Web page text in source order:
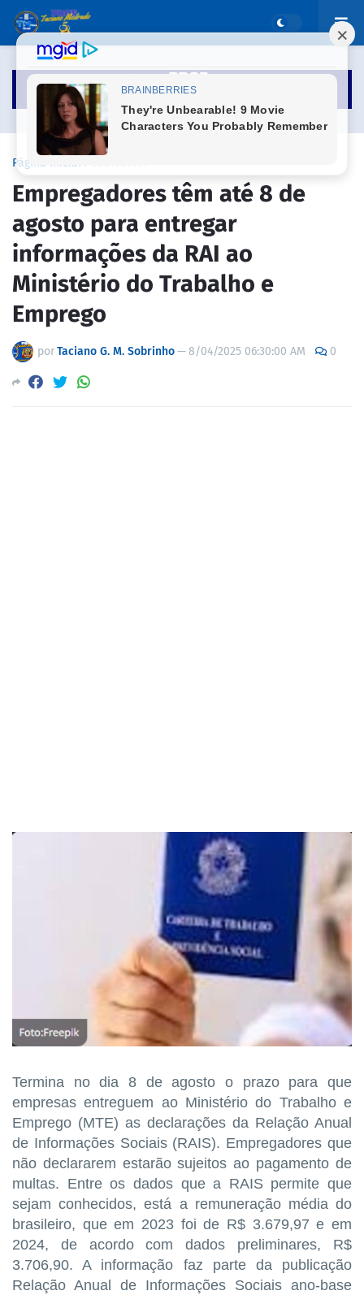
Página inicial
Empregadores têm até 8 de
agosto para entregar
informações da RAI ao
Ministério do Trabalho e
Emprego
porTaciano G. M. Sobrinho—8/04/2025 06:30:00 AM 0
Termina no dia 8 de agosto o prazo para que
empresas entreguem ao Ministério do Trabalho e
Emprego (MTE) as declarações da Relação Anual
de Informações Sociais (RAIS). Empregadores que
não declararem estarão sujeitos ao pagamento de
multas. Entre os dados que a RAIS permite que
sejam conhecidos, está a remuneração média do
brasileiro, que em 2023 foi de R$ 3.679,97 e em
2024, de acordo com dados preliminares, R$
3.706,90. A informação faz parte da publicação
Relação Anual de Informações Sociais ano-base